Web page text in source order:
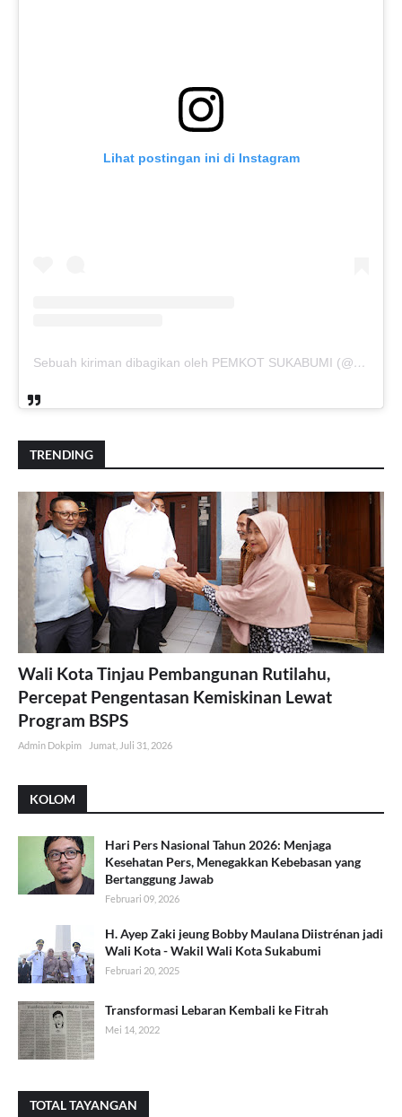
Lihat postingan ini di Instagram
Sebuah kiriman dibagikan oleh PEMKOT SUKABUMI (@pemkotsukabumi_)
TRENDING
Wali Kota Tinjau Pembangunan Rutilahu,
Percepat Pengentasan Kemiskinan Lewat
Program BSPS
Admin Dokpim Jumat, Juli 31, 2026
KOLOM
Hari Pers Nasional Tahun 2026: Menjaga
Kesehatan Pers, Menegakkan Kebebasan yang
Bertanggung Jawab
Februari 09, 2026
H. Ayep Zaki jeung Bobby Maulana Diistrénan jadi
Wali Kota - Wakil Wali Kota Sukabumi
Februari 20, 2025
Transformasi Lebaran Kembali ke Fitrah
Mei 14, 2022
TOTAL TAYANGAN